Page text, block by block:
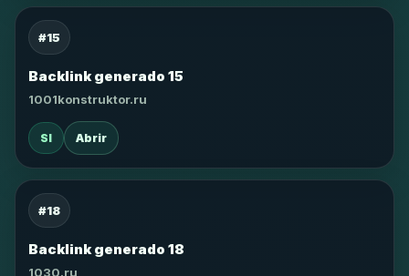
#15
Backlink generado 15
1001konstruktor.ru
SI Abrir
#18
Backlink generado 18
1030.ru